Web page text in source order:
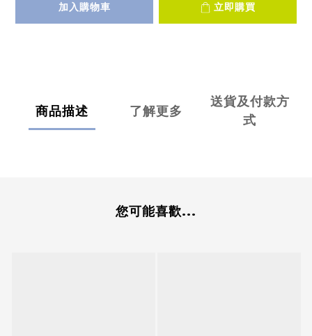
加入購物車 立即購買
商品描述 了解更多
送貨及付款方
式
您可能喜歡...